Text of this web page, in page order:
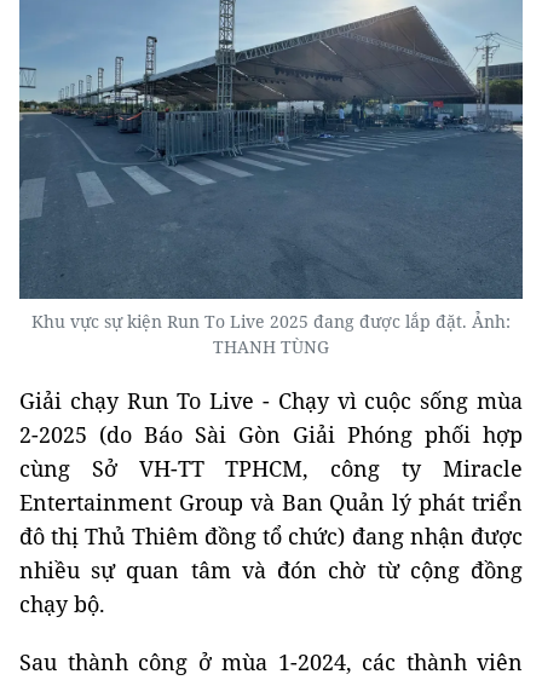
Khu vực sự kiện Run To Live 2025 đang được lắp đặt. Ảnh:
THANH TÙNG
Giải chạy Run To Live - Chạy vì cuộc sống mùa
2-2025 (do Báo Sài Gòn Giải Phóng phối hợp
cùng Sở VH-TT TPHCM, công ty Miracle
Entertainment Group và Ban Quản lý phát triển
đô thị Thủ Thiêm đồng tổ chức) đang nhận được
nhiều sự quan tâm và đón chờ từ cộng đồng
chạy bộ.
Sau thành công ở mùa 1-2024, các thành viên